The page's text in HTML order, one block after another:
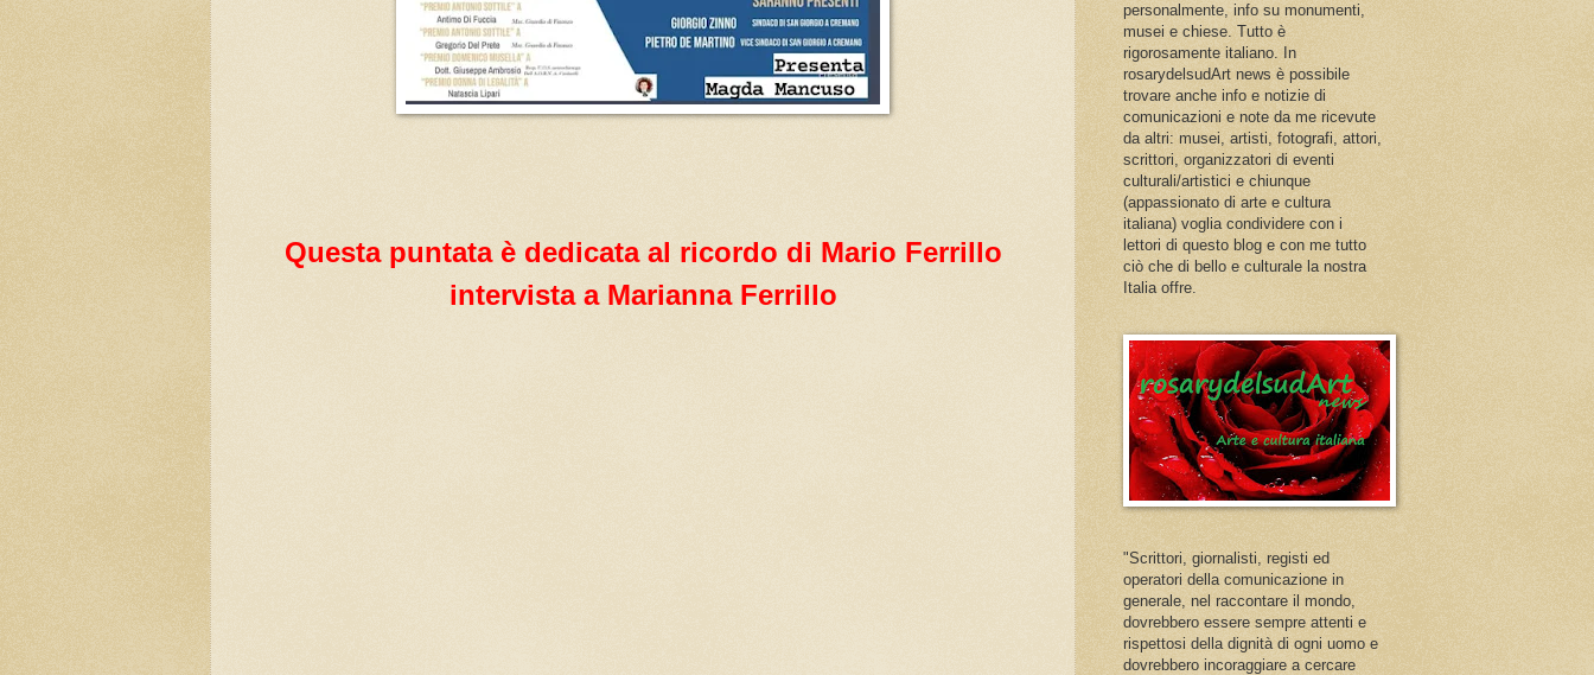
Questa puntata è dedicata al ricordo di Mario Ferrillo
intervista a Marianna Ferrillo
personalmente, info su monumenti,
musei e chiese. Tutto è
rigorosamente italiano. In
rosarydelsudArt news è possibile
trovare anche info e notizie di
comunicazioni e note da me ricevute
da altri: musei, artisti, fotografi, attori,
scrittori, organizzatori di eventi
culturali/artistici e chiunque
(appassionato di arte e cultura
italiana) voglia condividere con i
lettori di questo blog e con me tutto
ciò che di bello e culturale la nostra
Italia offre.
"Scrittori, giornalisti, registi ed
operatori della comunicazione in
generale, nel raccontare il mondo,
dovrebbero essere sempre attenti e
rispettosi della dignità di ogni uomo e
dovrebbero incoraggiare a cercare